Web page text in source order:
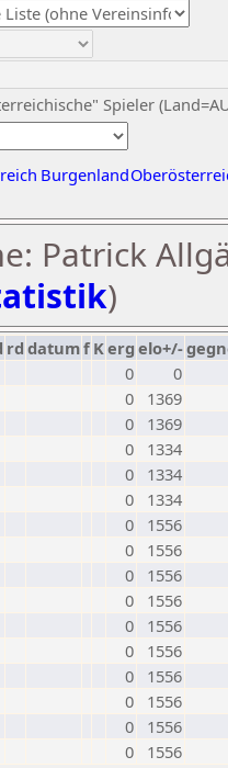
Spieler
Burgenland
Patrick
)
rd datumf Kerg elo+/-
0
0
0
1369
0
1369
0
1334
0
1334
0
1334
0
1556
0
1556
0
1556
0
1556
0
1556
0
1556
0
1556
0
1556
0
1556
0 1556